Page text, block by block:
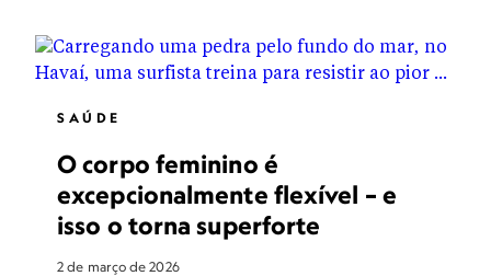
SAÚDE
O corpo feminino é
excepcionalmente flexível – e
isso o torna superforte
2 de março de 2026